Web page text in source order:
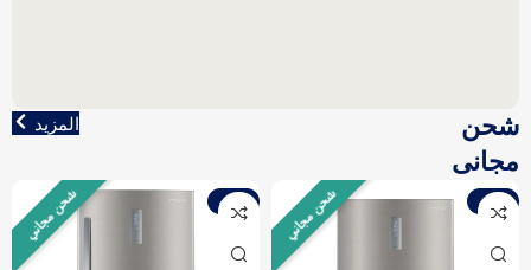
شحن
مجانى
المزيد
شحن مجاني -10% شحن مجاني -10%